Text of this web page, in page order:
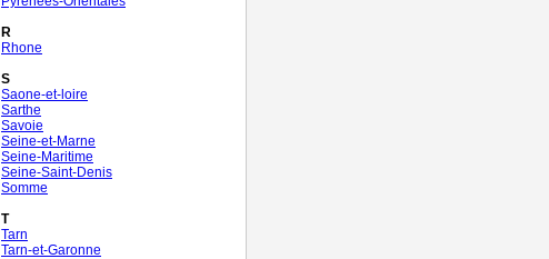
R
Rhone
S
Saone-et-loire
Sarthe
Savoie
Seine-et-Marne
Seine-Maritime
Seine-Saint-Denis
Somme
T
Tarn
Tarn-et-Garonne